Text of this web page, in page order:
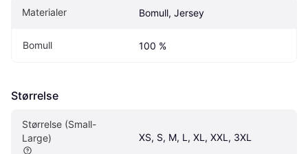
Materialer Bomull, Jersey
Bomull 100 %
Størrelse
Størrelse (Small-
Large)
XS, S, M, L, XL, XXL, 3XL